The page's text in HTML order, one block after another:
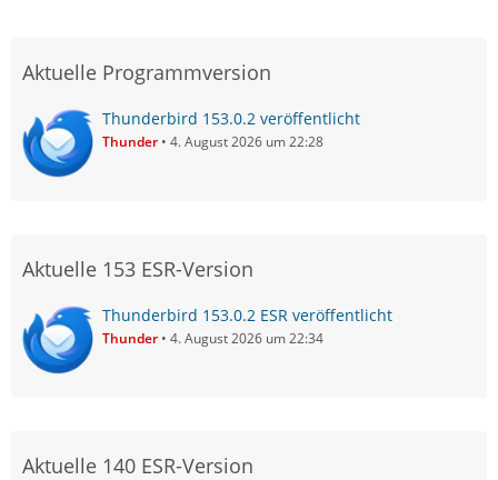
Aktuelle Programmversion
Thunderbird 153.0.2 veröffentlicht
Thunder 4. August 2026 um 22:28
Aktuelle 153 ESR-Version
Thunderbird 153.0.2 ESR veröffentlicht
Thunder 4. August 2026 um 22:34
Aktuelle 140 ESR-Version